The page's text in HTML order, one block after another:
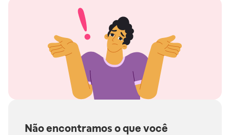
Não encontramos o que você